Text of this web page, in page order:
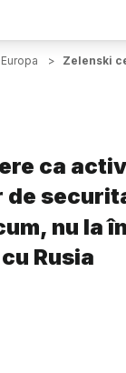
Europa > Zelenski
ca
nu la
Rusia